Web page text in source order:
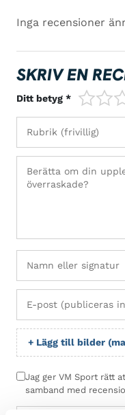
Inga recensioner
SKRIV EN
Ditt betyg * 1/5
+ Lägg till bilder
Jag ger VM Sport rätt
samband med